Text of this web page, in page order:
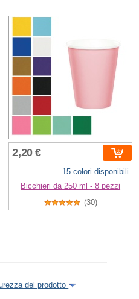
2,20 €
15 colori disponibili
Bicchieri da 250 ml - 8 pezzi
(30)
del prodotto